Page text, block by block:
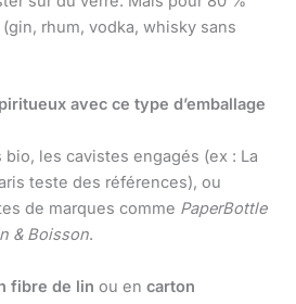
rhum, vodka, whisky sans
avec ce type d’emballage
bio, les cavistes engagés (ex : La
teste des références), ou
de marques comme PaperBottle
& Boisson.
fibre de lin ou en carton